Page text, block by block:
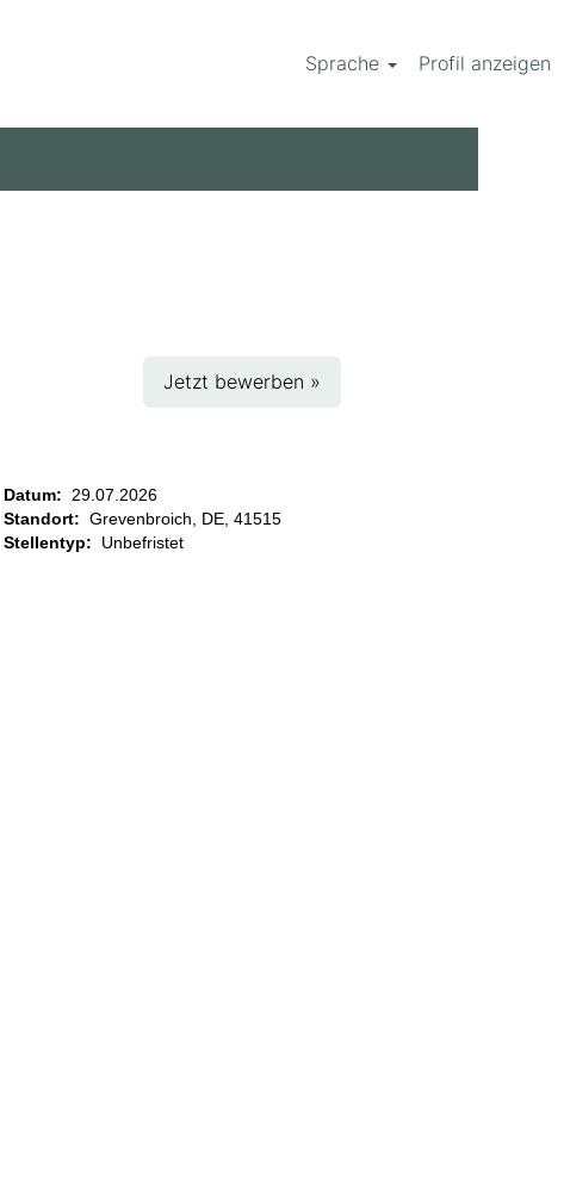
Sprache Profil anzeigen
Jetzt bewerben »
Datum: 29.07.2026
Standort:Grevenbroich, DE, 41515
Stellentyp: Unbefristet